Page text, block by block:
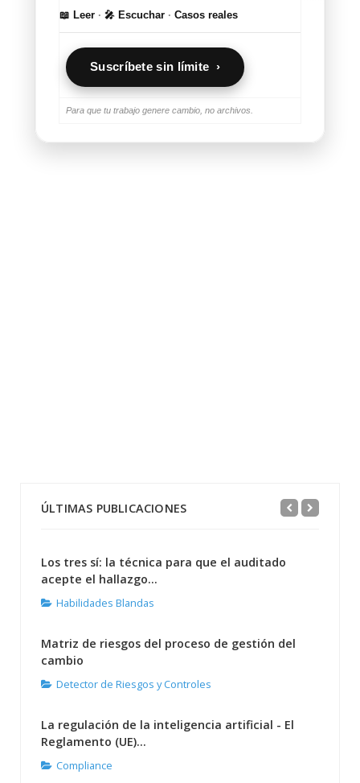
📖 Leer · 🎤 Escuchar · Casos reales
Suscríbete sin límite ›
Para que tu trabajo genere cambio, no archivos.
ÚLTIMAS PUBLICACIONES
Los tres sí: la técnica para que el auditado
acepte el hallazgo...
Habilidades Blandas
Matriz de riesgos del proceso de gestión del
cambio
Detector de Riesgos y Controles
La regulación de la inteligencia artificial - El
Reglamento (UE)...
Compliance